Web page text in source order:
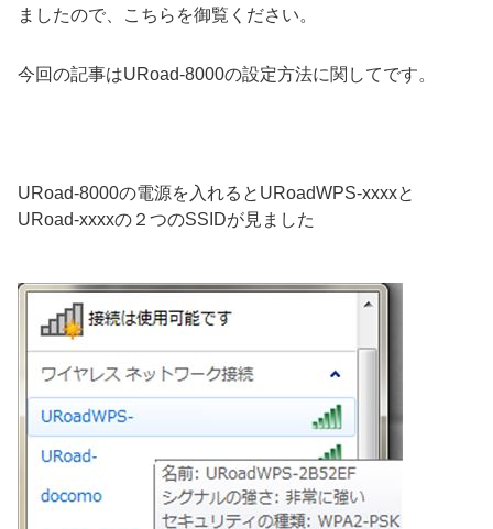
ましたので、こちらを御覧ください。
今回の記事はURoad-8000の設定方法に関してです。
URoad-8000の電源を入れるとURoadWPS-xxxxと
URoad-xxxxの２つのSSIDが見ました